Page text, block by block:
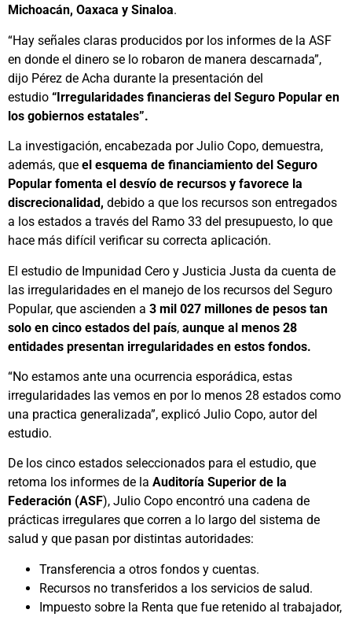
Michoacán, Oaxaca y Sinaloa.
“Hay señales claras producidos por los informes de la ASF
en donde el dinero se lo robaron de manera descarnada”,
dijo Pérez de Acha durante la presentación del
estudio “Irregularidades financieras del Seguro Popular en
los gobiernos estatales”.
La investigación, encabezada por Julio Copo, demuestra,
además, que el esquema de financiamiento del Seguro
Popular fomenta el desvío de recursos y favorece la
discrecionalidad, debido a que los recursos son entregados
a los estados a través del Ramo 33 del presupuesto, lo que
hace más difícil verificar su correcta aplicación.
El estudio de Impunidad Cero y Justicia Justa da cuenta de
las irregularidades en el manejo de los recursos del Seguro
Popular, que ascienden a 3 mil 027 millones de pesos tan
solo en cinco estados del país, aunque al menos 28
entidades presentan irregularidades en estos fondos.
“No estamos ante una ocurrencia esporádica, estas
irregularidades las vemos en por lo menos 28 estados como
una practica generalizada”, explicó Julio Copo, autor del
estudio.
De los cinco estados seleccionados para el estudio, que
retoma los informes de la Auditoría Superior de la
Federación (ASF), Julio Copo encontró una cadena de
prácticas irregulares que corren a lo largo del sistema de
salud y que pasan por distintas autoridades:
Transferencia a otros fondos y cuentas.
Recursos no transferidos a los servicios de salud.
Impuesto sobre la Renta que fue retenido al trabajador,